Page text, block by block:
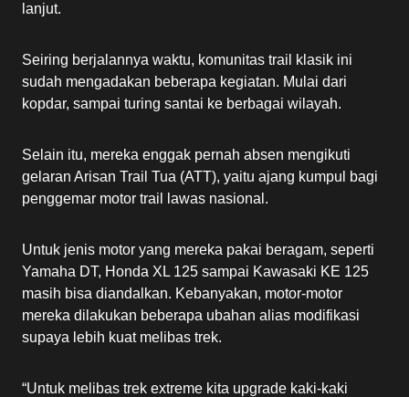
lanjut.
Seiring berjalannya waktu, komunitas trail klasik ini
sudah mengadakan beberapa kegiatan. Mulai dari
kopdar, sampai turing santai ke berbagai wilayah.
Selain itu, mereka enggak pernah absen mengikuti
gelaran Arisan Trail Tua (ATT), yaitu ajang kumpul bagi
penggemar motor trail lawas nasional.
Untuk jenis motor yang mereka pakai beragam, seperti
Yamaha DT, Honda XL 125 sampai Kawasaki KE 125
masih bisa diandalkan. Kebanyakan, motor-motor
mereka dilakukan beberapa ubahan alias modifikasi
supaya lebih kuat melibas trek.
“Untuk melibas trek extreme kita upgrade kaki-kaki